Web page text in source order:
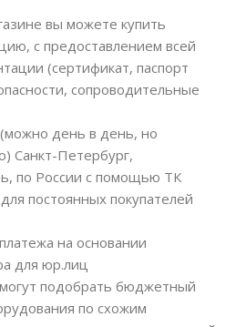
вы можете купить
с предоставлением всей
(сертификат, паспорт
сопроводительные
(можно день в день, но
Санкт-Петербург,
по России с помощью ТК
постоянных покупателей
на основании
для юр.лиц
подобрать бюджетный
по схожим